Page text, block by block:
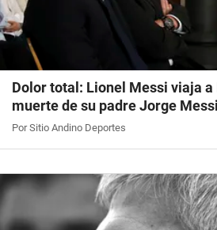
Dolor total: Lionel Messi viaja a
muerte de su padre Jorge Messi
Por Sitio Andino Deportes